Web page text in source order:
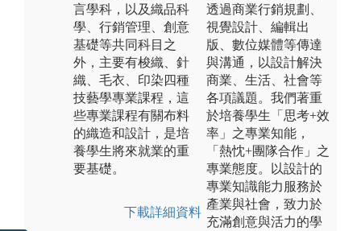
言學科，以及織品科
學、行銷管理、創意
基礎等共同科目之
外，主要有梭織、針
織、毛衣、印染四種
技藝學專業課程，這
些專業課程有關布料
的織造和設計，是培
養學生將來就業的重
要基礎。
下載詳細資料
透過商業行銷規劃、
視覺設計、編輯出
版、數位媒體等傳達
與溝通，以設計解決
商業、生活、社會等
各項議題。我們著重
於培養學生「思考+效
率」之專業知能，
「熱忱+團隊合作」之
專業態度。以設計的
專業知識能力服務於
產業與社會，致力於
充滿創意與活力的學